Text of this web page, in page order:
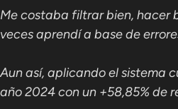
Me costaba filtrar bien, hacer
veces aprendí a base de
Aun así, aplicando el sistema
año 2024 con un +58,85% de